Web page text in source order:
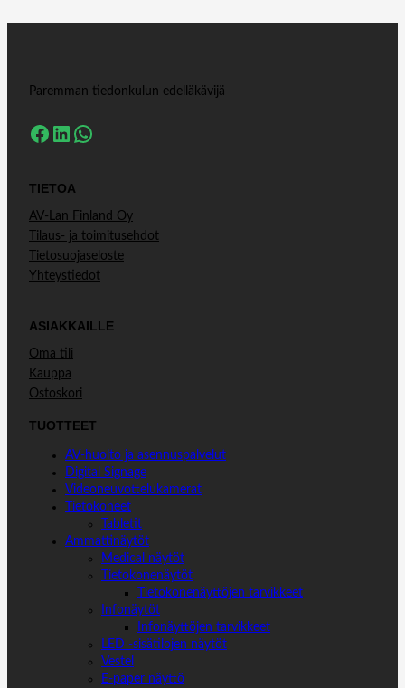
Paremman tiedonkulun edelläkävijä
Facebook LinkedIn WhatsApp
TIETOA
AV-Lan Finland Oy
Tilaus- ja toimitusehdot
Tietosuojaseloste
Yhteystiedot
ASIAKKAILLE
Oma tili
Kauppa
Ostoskori
TUOTTEET
AV-huolto ja asennuspalvelut
Digital Signage
Videoneuvottelukamerat
Tietokoneet
Tabletit
Ammattinäytöt
Medical näytöt
Tietokonenäytöt
Tietokonenäyttöjen tarvikkeet
Infonäytöt
Infonäyttöjen tarvikkeet
LED -sisätilojen näytöt
Vestel
E-paper näyttö